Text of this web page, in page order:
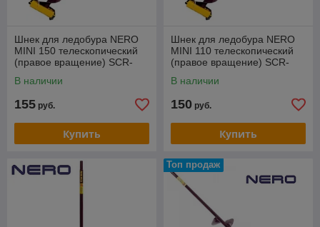
Шнек для ледобура NERO
MINI 150 телескопический
(правое вращение) SCR-
В наличии
155 руб.
Купить
Шнек для ледобура NERO
MINI 110 телескопический
(правое вращение) SCR-
В наличии
150 руб.
Купить
Топ продаж